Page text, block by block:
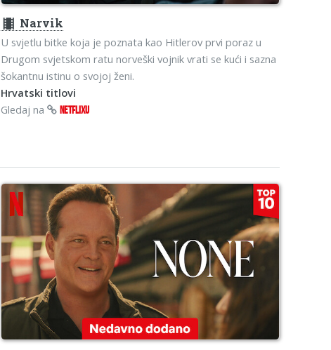
theaters Narvik
U svjetlu bitke koja je poznata kao Hitlerov prvi poraz u
Drugom svjetskom ratu norveški vojnik vrati se kući i sazna
šokantnu istinu o svojoj ženi.
Hrvatski titlovi
Gledaj na
NETFLIXU